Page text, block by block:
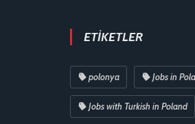
ETIKETLER
polonya Jobs in
Jobs with Turkish in Poland